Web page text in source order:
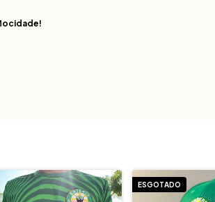
ESGOTADO